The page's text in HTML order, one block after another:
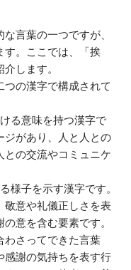
言葉の一つですが、
す。ここでは、「挨
します。
の漢字で構成されて
る意味を持つ漢字で
ジがあり、人と人との
との交流やコミュニケ
様子を示す漢字です。
敬意や礼儀正しさを表
意を含む要素です。
わさってできた言葉
感謝の気持ちを表す行